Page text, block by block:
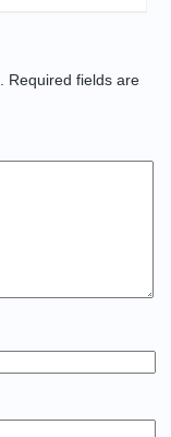
Required fields are